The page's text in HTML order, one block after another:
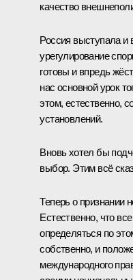
качество
Россия выступала и
урегулирование
готовы и впредь
нас основной урок
этом, естественно,
установлений.
Вновь хотел бы
выбор. Этим всё
Теперь о признании
Естественно, что
определяться по
собственно, и
международного